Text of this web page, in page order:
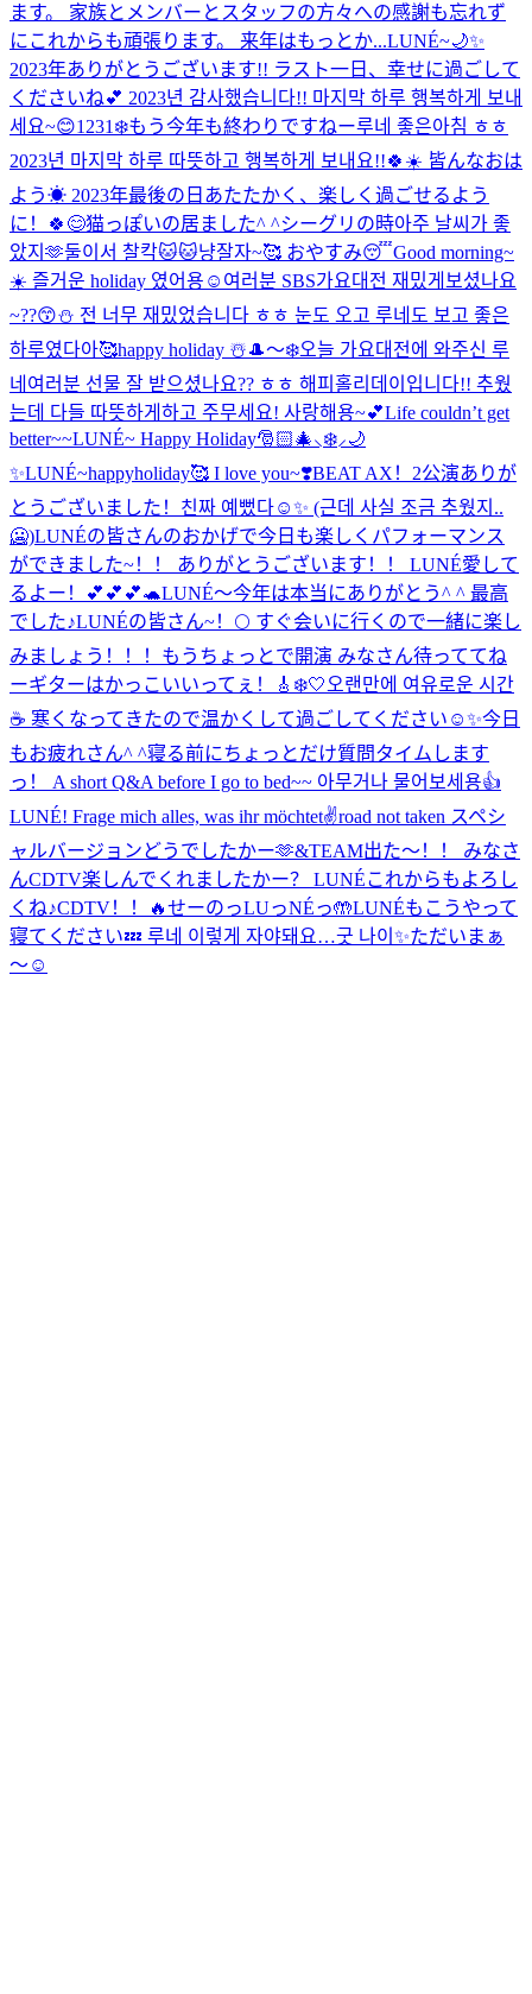
ます。 家族とメンバーとスタッフの方々への感謝も忘れず
にこれからも頑張ります。 来年はもっとか...LUNÉ~🌙✨️
2023年ありがとうございます!! ラスト一日、幸せに過ごして
くださいね💕︎ 2023년 감사했습니다!! 마지막 하루 행복하게 보내
세요~😊1231❄️もう今年も終わりですねー루네 좋은아침 ㅎㅎ
2023년 마지막 하루 따뜻하고 행복하게 보내요!!🍀☀️ 皆んなおは
よう☀ 2023年最後の日あたたかく、楽しく過ごせるよう
に！🍀😊猫っぽいの居ました^ ^シーグリの時아주 날씨가 좋
았지🫶둘이서 찰칵🐱🐱냥잘자~🥰 おやすみ😴Good morning~
☀️ 즐거운 holiday 였어용☺️ 여러분 SBS가요대전 재밌게보셨나요
~??😙⛄️ 전 너무 재밌었습니다 ㅎㅎ 눈도 오고 루네도 보고 좋은
하루였다아🥰happy holiday ☃️🎩〜❄️오늘 가요대전에 와주신 루
네여러분 선물 잘 받으셨나요?? ㅎㅎ 해피홀리데이입니다!! 추웠
는데 다들 따뜻하게하고 주무세요! 사랑해용~💕Life couldn’t get
better~~LUNÉ~ Happy Holiday🎅🏻🎄⸜❄️⸝🌙
✨LUNÉ~happyholiday🥰 I love you~❣️BEAT AX！2公演ありが
とうございました！ 친짜 예뻤다☺️✨ (근데 사실 조금 추웠지..
🥶)LUNÉの皆さんのおかげで今日も楽しくパフォーマンス
ができました~！！ ありがとうございます！！ LUNÉ愛して
るよー！💕💕💕🐢LUNÉ〜今年は本当にありがとう^ ^ 最高
でした♪LUNÉの皆さん~！🌕 すぐ会いに行くので一緒に楽し
みましょう！！！ もうちょっとで開演 みなさん待っててね
ーギターはかっこいいってぇ！🎸 ❄️🤍 오랜만에 여유로운 시간
☕️ 寒くなってきたので温かくして過ごしてください☺️✨今日
もお疲れさん^ ^寝る前にちょっとだけ質問タイムします
っ！ A short Q&A before I go to bed~~ 아무거나 물어보세용👍
LUNÉ! Frage mich alles, was ihr möchtet✌️road not taken スペシ
ャルバージョンどうでしたかー🫶&TEAM出た〜！！ みなさ
んCDTV楽しんでくれましたかー？ LUNÉこれからもよろし
くね♪CDTV！！🔥せーのっLUっNÉっ🤲LUNÉもこうやって
寝てください💤 루네 이렇게 자야돼요…굿 나이✨ただいまぁ
〜☺️